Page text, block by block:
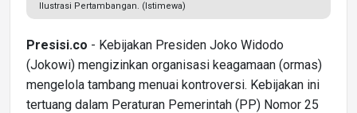
Ilustrasi Pertambangan. (Istimewa)
Presisi.co - Kebijakan Presiden Joko Widodo
(Jokowi) mengizinkan organisasi keagamaan (ormas)
mengelola tambang menuai kontroversi. Kebijakan ini
tertuang dalam Peraturan Pemerintah (PP) Nomor 25